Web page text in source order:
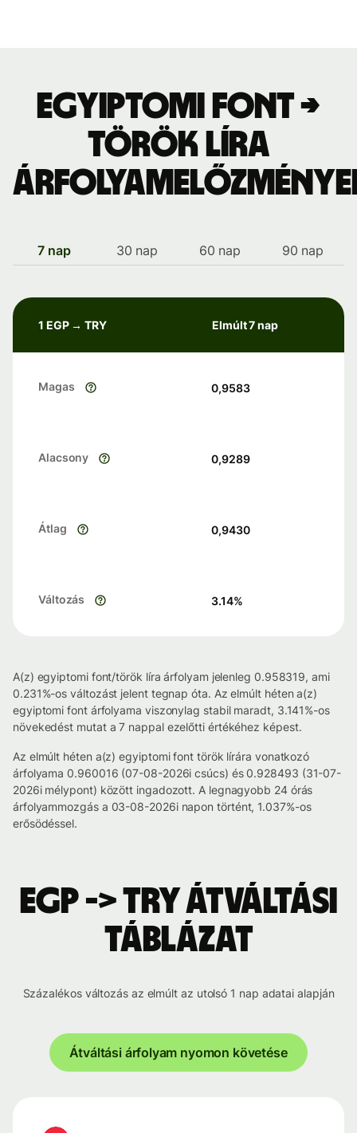
Egyiptomi font →
török líra
7 nap 30 nap 60 nap 90 nap
1 EGP → TRY Elmúlt 7 nap
Magas 0,9583
Alacsony 0,9289
Átlag 0,9430
Változás 3.14%
A(z) egyiptomi font/török líra árfolyam jelenleg 0.958319, ami
0.231%-os változást jelent tegnap óta. Az elmúlt héten a(z)
egyiptomi font árfolyama viszonylag stabil maradt, 3.141%-os
növekedést mutat a 7 nappal ezelőtti értékéhez képest.
Az elmúlt héten a(z) egyiptomi font török lírára vonatkozó
árfolyama 0.960016 (07-08-2026i csúcs) és 0.928493 (31-07-
2026i mélypont) között ingadozott. A legnagyobb 24 órás
árfolyammozgás a 03-08-2026i napon történt, 1.037%-os
erősödéssel.
EGP -> TRY átváltási
táblázat
Százalékos változás az elmúlt az utolsó 1 nap adatai alapján
Átváltási árfolyam nyomon követése